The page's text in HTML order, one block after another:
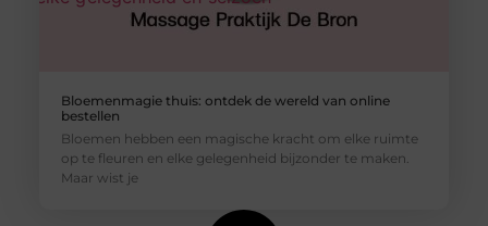
Bloemenmagie thuis: ontdek de wereld van online
bestellen
Bloemen hebben een magische kracht om elke ruimte
op te fleuren en elke gelegenheid bijzonder te maken.
Maar wist je